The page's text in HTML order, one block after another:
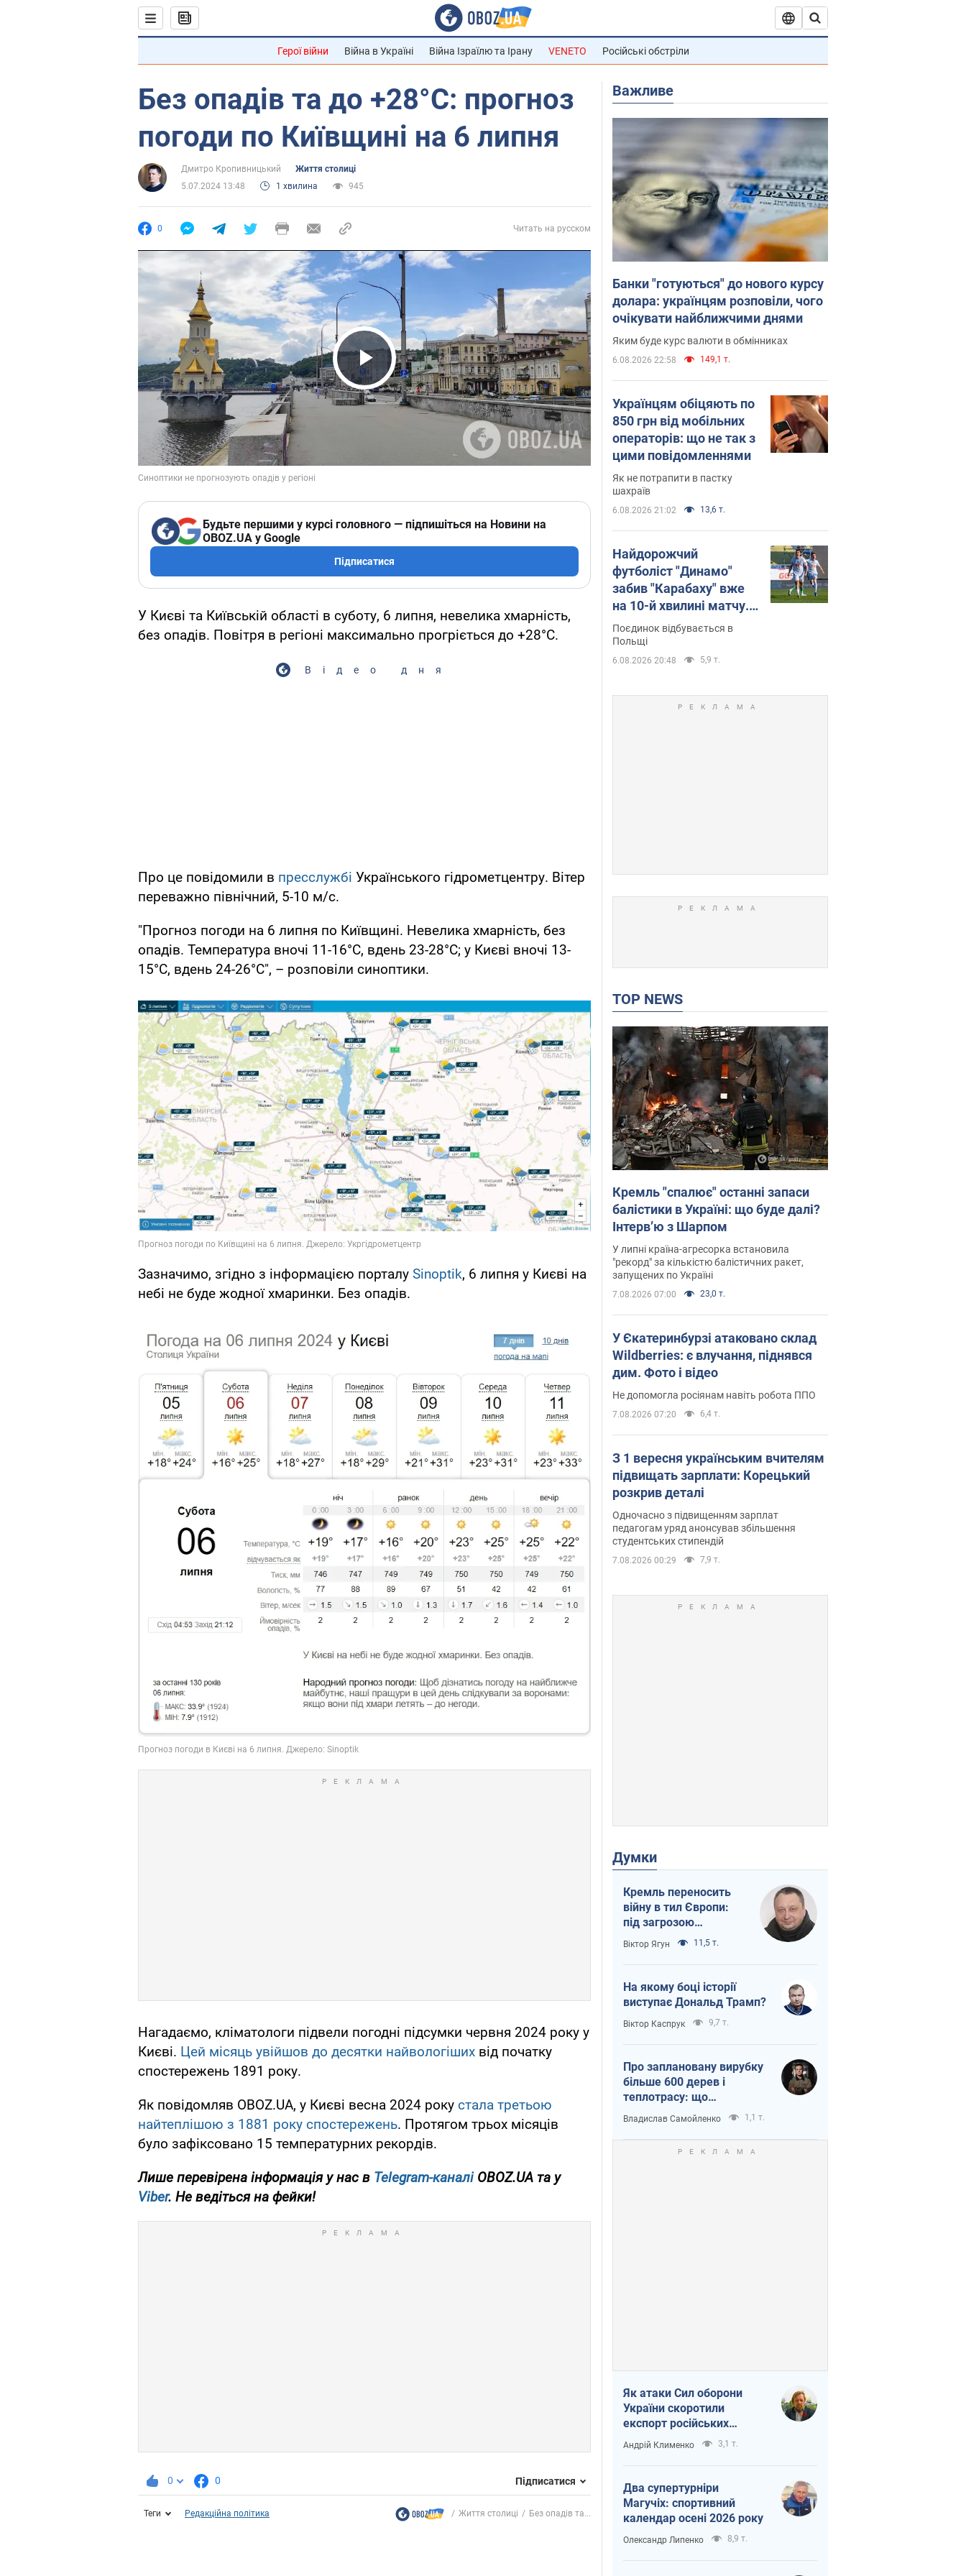
Герої війни Війна в Україні Війна Ізраїлю та Ірану VENETO Російські обстріли
Без опадів та до +28°С: прогноз
погоди по Київщині на 6 липня
Дмитро Кропивницький
Життя столиці
5.07.2024 13:48
1 хвилина 945
0 Читать на русском
Play Video
Будьте першими у курсі головного — підпишіться на Новини на
OBOZ.UA у Google
Підписатися
У Києві та Київській області в суботу, 6 липня, невелика хмарність,
без опадів. Повітря в регіоні максимально прогріється до +28°С.
Відео дня
Про це повідомили в пресслужбі Українського гідрометцентру. Вітер
переважно північний, 5-10 м/с.
"Прогноз погоди на 6 липня по Київщині. Невелика хмарність, без
опадів. Температура вночі 11-16°С, вдень 23-28°С; у Києві вночі 13-
15°С, вдень 24-26°С", – розповіли синоптики.
Зазначимо, згідно з інформацією порталу Sinoptik, 6 липня у Києві на
небі не буде жодної хмаринки. Без опадів.
Нагадаємо, кліматологи підвели погодні підсумки червня 2024 року у
Києві. Цей місяць увійшов до десятки найвологіших від початку
спостережень 1891 року.
Як повідомляв OBOZ.UA, у Києві весна 2024 року стала третьою
найтеплішою з 1881 року спостережень. Протягом трьох місяців
було зафіксовано 15 температурних рекордів.
Лише перевірена інформація у нас в Telegram-каналіOBOZ.UA та у
Viber. Не ведіться на фейки!
0 0 Підписатися
Теги Редакційна політика Життя столиці Без опадів та...
Важливе
Банки "готуються" до нового курсу
долара: українцям розповіли, чого
очікувати найближчими днями
Яким буде курс валюти в обмінниках
6.08.2026 22:58 149,1 т.
Українцям обіцяють по
850 грн від мобільних
операторів: що не так з
цими повідомленнями
Як не потрапити в пастку
шахраїв
6.08.2026 21:02 13,6 т.
Найдорожчий
футболіст "Динамо"
забив "Карабаху" вже
на 10-й хвилині матчу.
Відео
Поєдинок відбувається в
Польщі
6.08.2026 20:48 5,9 т.
TOP NEWS
Кремль "спалює" останні запаси
балістики в Україні: що буде далі?
Інтерв’ю з Шарпом
У липні країна-агресорка встановила
"рекорд" за кількістю балістичних ракет,
запущених по Україні
7.08.2026 07:00 23,0 т.
У Єкатеринбурзі атаковано склад
Wildberries: є влучання, піднявся
дим. Фото і відео
Не допомогла росіянам навіть робота ППО
7.08.2026 07:20 6,4 т.
З 1 вересня українським вчителям
підвищать зарплати: Корецький
розкрив деталі
Одночасно з підвищенням зарплат
педагогам уряд анонсував збільшення
студентських стипендій
7.08.2026 00:29 7,9 т.
Думки
Кремль переносить
війну в тил Європи:
під загрозою
критична логістика
Віктор Ягун 11,5 т.
На якому боці історії
виступає Дональд Трамп?
Віктор Каспрук 9,7 т.
Про заплановану вирубку
більше 600 дерев і
теплотрасу: що
відбувається на Теремках
у Києві
Владислав Самойленко 1,1 т.
Як атаки Сил оборони
України скоротили
експорт російських
нафтопродуктів
Андрій Клименко 3,1 т.
Два супертурніри
Магучіх: спортивний
календар осені 2026 року
Олександр Липенко 8,9 т.